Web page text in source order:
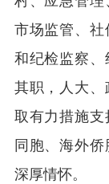
市场监管、
和纪检监察
其职，人大
取有力措施
同胞、海外
深厚情怀。